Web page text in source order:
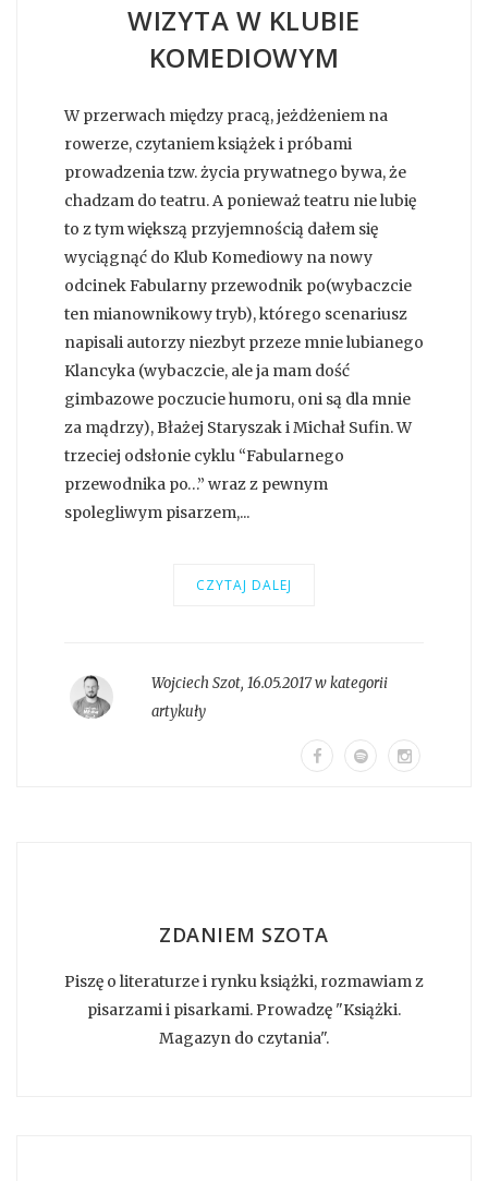
WIZYTA W KLUBIE
KOMEDIOWYM
W przerwach między pracą, jeżdżeniem na
rowerze, czytaniem książek i próbami
prowadzenia tzw. życia prywatnego bywa, że
chadzam do teatru. A ponieważ teatru nie lubię
to z tym większą przyjemnością dałem się
wyciągnąć do Klub Komediowy na nowy
odcinek Fabularny przewodnik po(wybaczcie
ten mianownikowy tryb), którego scenariusz
napisali autorzy niezbyt przeze mnie lubianego
Klancyka (wybaczcie, ale ja mam dość
gimbazowe poczucie humoru, oni są dla mnie
za mądrzy), Błażej Staryszak i Michał Sufin. W
trzeciej odsłonie cyklu “Fabularnego
przewodnika po…” wraz z pewnym
spolegliwym pisarzem,...
CZYTAJ DALEJ
Wojciech Szot, 16.05.2017 w kategorii
artykuły
ZDANIEM SZOTA
Piszę o literaturze i rynku książki, rozmawiam z
pisarzami i pisarkami. Prowadzę "Książki.
Magazyn do czytania".